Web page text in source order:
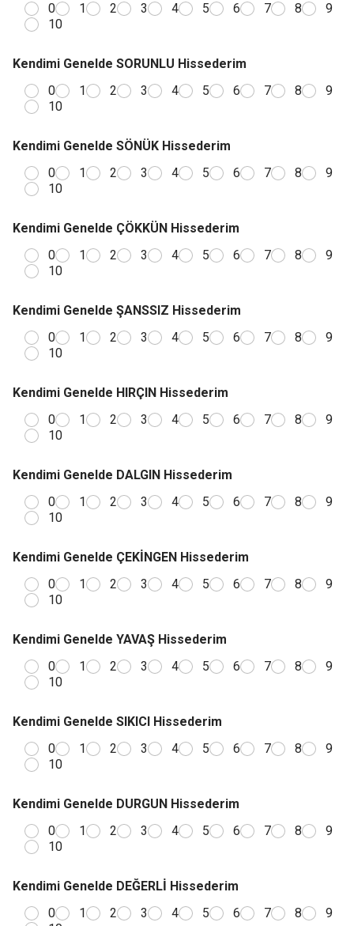
0
1 2 3 4 5 6 7 8
9
10
Kendimi Genelde SORUNLU Hissederim
0
1 2 3 4 5 6 7 8
9
10
Kendimi Genelde SÖNÜK Hissederim
0
1 2 3 4 5 6 7 8
9
10
Kendimi Genelde ÇÖKKÜN Hissederim
0
1 2 3 4 5 6 7 8
9
10
Kendimi Genelde ŞANSSIZ Hissederim
0
1 2 3 4 5 6 7 8
9
10
Kendimi Genelde HIRÇIN Hissederim
0
1 2 3 4 5 6 7 8
9
10
Kendimi Genelde DALGIN Hissederim
0
1 2 3 4 5 6 7 8
9
10
Kendimi Genelde ÇEKİNGEN Hissederim
0
1 2 3 4 5 6 7 8
9
10
Kendimi Genelde YAVAŞ Hissederim
0
1 2 3 4 5 6 7 8
9
10
Kendimi Genelde SIKICI Hissederim
0
1 2 3 4 5 6 7 8
9
10
Kendimi Genelde DURGUN Hissederim
0
1 2 3 4 5 6 7 8
9
10
Kendimi Genelde DEĞERLİ Hissederim
0
1 2 3 4 5 6 7 8
9